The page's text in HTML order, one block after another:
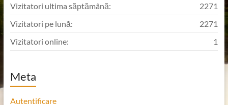
2271
Vizitatori ultima săptămână:
2271
Vizitatori pe lună:
1
Vizitatori online:
Meta
Autentificare